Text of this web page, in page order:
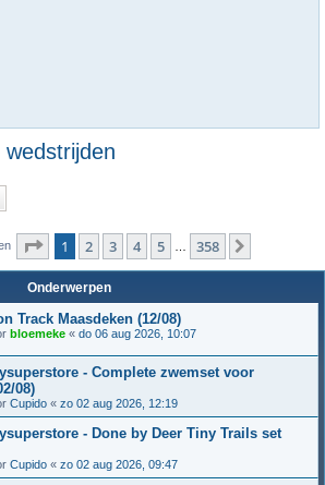
wedstrijden
Pagina van 358
1 2 3 4 5 358
Onderwerpen
Track Maasdeken (12/08)
bloemeke « do 06 aug 2026, 10:07
- Complete zwemset voor
08)
Cupido « zo 02 aug 2026, 12:19
- Done by Deer Tiny Trails set
Cupido « zo 02 aug 2026, 09:47